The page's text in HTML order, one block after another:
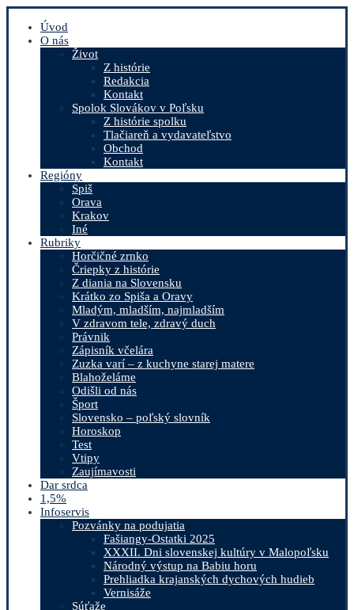
Úvod
O nás
Život
Z histórie
Redakcia
Kontakt
Spolok Slovákov v Poľsku
Z histórie spolku
Tlačiareň a vydavateľstvo
Obchod
Kontakt
Regióny
Spiš
Orava
Krakov
Iné
Rubriky
Horčičné zrnko
Čriepky z histórie
Z diania na Slovensku
Krátko zo Spiša a Oravy
Mladým, mladším, najmladším
V zdravom tele, zdravý duch
Právnik
Zápisník včelára
Zuzka varí – z kuchyne starej matere
Blahoželáme
Odišli od nás
Šport
Slovensko – poľský slovník
Horoskop
Test
Vtipy
Zaujímavosti
Dar srdca
1,5%
Infoservis
Pozvánky na podujatia
Fašiangy-Ostatki 2025
XXXII. Dni slovenskej kultúry v Malopoľsku
Národný výstup na Babiu horu
Prehliadka krajanských dychových hudieb
Vernisáže
Súťaže